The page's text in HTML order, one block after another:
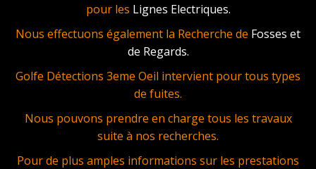
pour les Lignes Electriques.
Nous effectuons également la Recherche de Fosses et
de Regards.
Golfe Détections 3eme Oeil intervient pour tous types
de fuites.
Nous pouvons prendre en charge tous les travaux
suite à nos recherches.
Pour de plus amples informations sur les prestations